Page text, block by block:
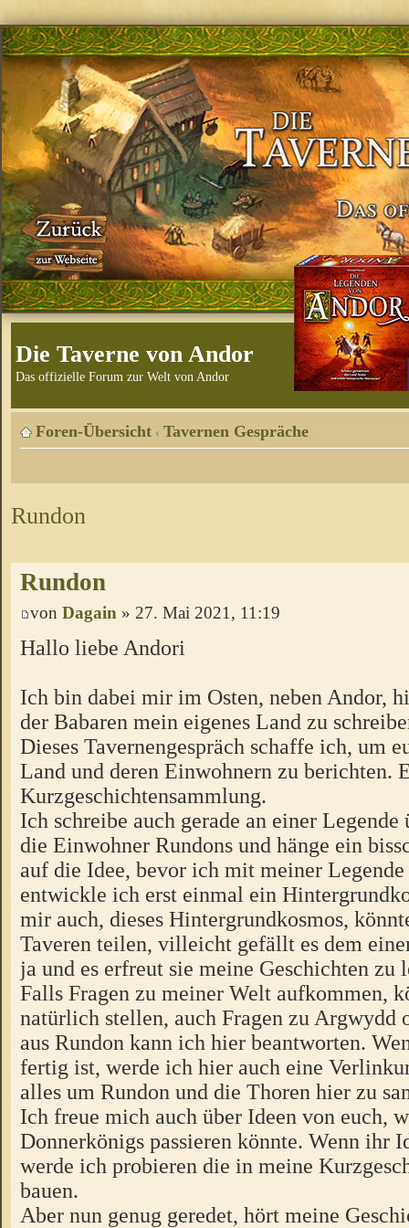
Die Taverne von Andor
Das offizielle Forum zur Welt von Andor
Foren-Übersicht ‹ Tavernen Gespräche
Rundon
Rundon
von Dagain » 27. Mai 2021, 11:19
Hallo liebe Andori
Ich bin dabei mir im Osten, neben Andor,
der Babaren mein eigenes Land zu
Dieses Tavernengespräch schaffe ich, um
Land und deren Einwohnern zu berichten.
Kurzgeschichtensammlung.
Ich schreibe auch gerade an einer
die Einwohner Rundons und hänge ein
auf die Idee, bevor ich mit meiner
entwickle ich erst einmal ein
mir auch, dieses Hintergrundkosmos,
Taveren teilen, villeicht gefällt es dem
ja und es erfreut sie meine Geschichten zu
Falls Fragen zu meiner Welt aufkommen,
natürlich stellen, auch Fragen zu Argwydd
aus Rundon kann ich hier beantworten.
fertig ist, werde ich hier auch eine
alles um Rundon und die Thoren hier zu
Ich freue mich auch über Ideen von euch,
Donnerkönigs passieren könnte. Wenn ihr
werde ich probieren die in meine
bauen.
Aber nun genug geredet, hört meine